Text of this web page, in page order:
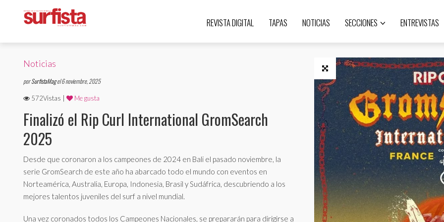
REVISTA DIGITAL TAPAS NOTICIAS SECCIONES ENTREVISTAS
Noticias
porSurfistaMagel 6 noviembre, 2025
572Vistas | Me gusta
Finalizó el Rip Curl International GromSearch
2025
Desde que coronaron a los campeones de 2024 en Bali el pasado noviembre, la
serie GromSearch de este año ha abarcado todo el mundo con eventos en
Norteamérica, Australia, Europa, Indonesia, Brasil y Sudáfrica, descubriendo a los
mejores talentos juveniles del surf a nivel mundial.
Una vez coronados todos los Campeones Nacionales, se prepararán para dirigirse a